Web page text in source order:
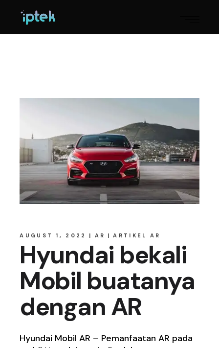
AUGUST 1, 2022 AR ARTIKEL AR
Hyundai bekali
Mobil buatanya
dengan AR
Hyundai Mobil AR – Pemanfaatan AR pada